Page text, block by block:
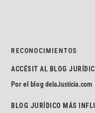
RECONOCIMIENTOS
ACCÉSIT AL BLOG
Por el blogdelaJusticia.com
BLOG JURÍDICO MÁS